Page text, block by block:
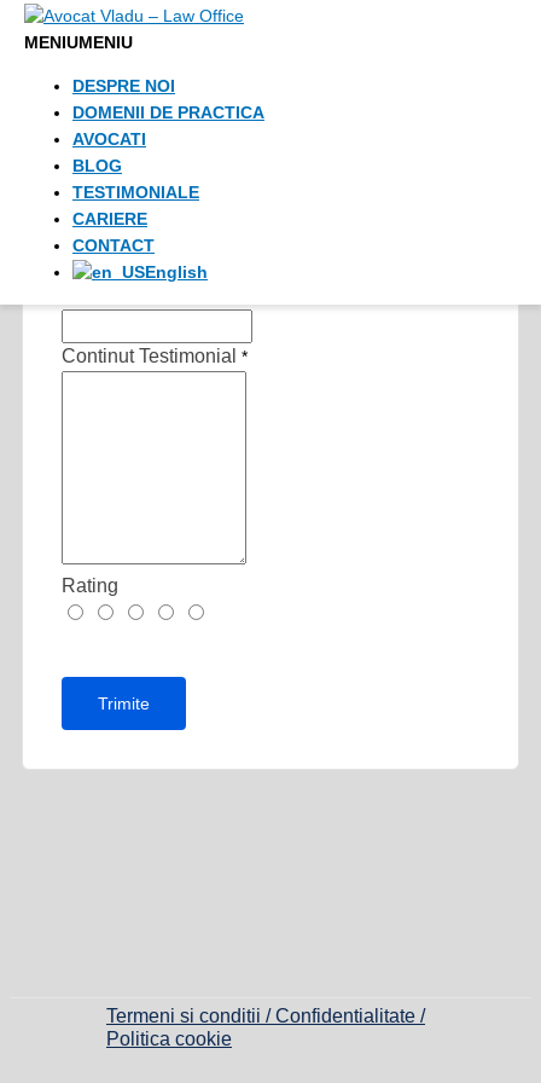
Skip to content
MENIUMENIU
DESPRE NOI
DOMENII DE PRACTICA
AVOCATI
BLOG
TESTIMONIALE
CARIERE
CONTACT
English
Toate campurile sunt obligatorii
Nume si prenume
Ocupatia
Continut Testimonial *
Rating
Termeni si conditii / Confidentialitate /
Politica cookie